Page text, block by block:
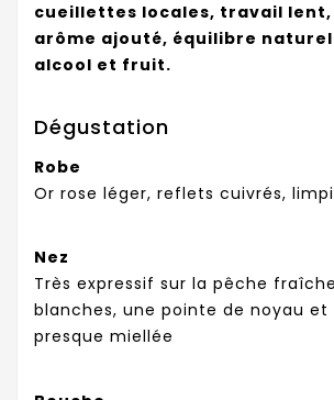
cueillettes locales, travail lent,
arôme ajouté, équilibre
alcool et fruit.
Dégustation
Robe
Or rose léger, reflets cuivrés,
Nez
Très expressif sur la pêche
blanches, une pointe de noyau
presque miellée